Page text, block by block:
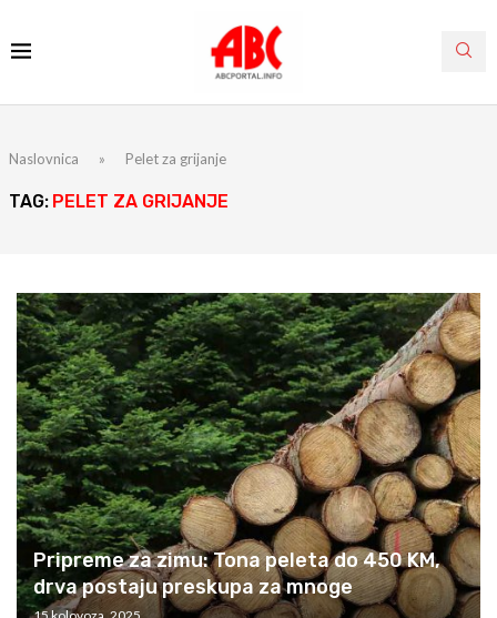
Naslovnica » Pelet za grijanje
TAG: PELET ZA GRIJANJE
Pripreme za zimu: Tona peleta do 450 KM,
drva postaju preskupa za mnoge